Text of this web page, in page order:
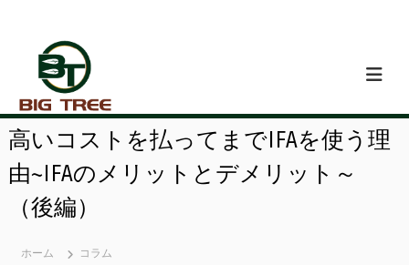
ス
キ
プ
高いコストを払ってまでIFAを使う理
由~IFAのメリットとデメリット～
（後編）
ホーム
コラム